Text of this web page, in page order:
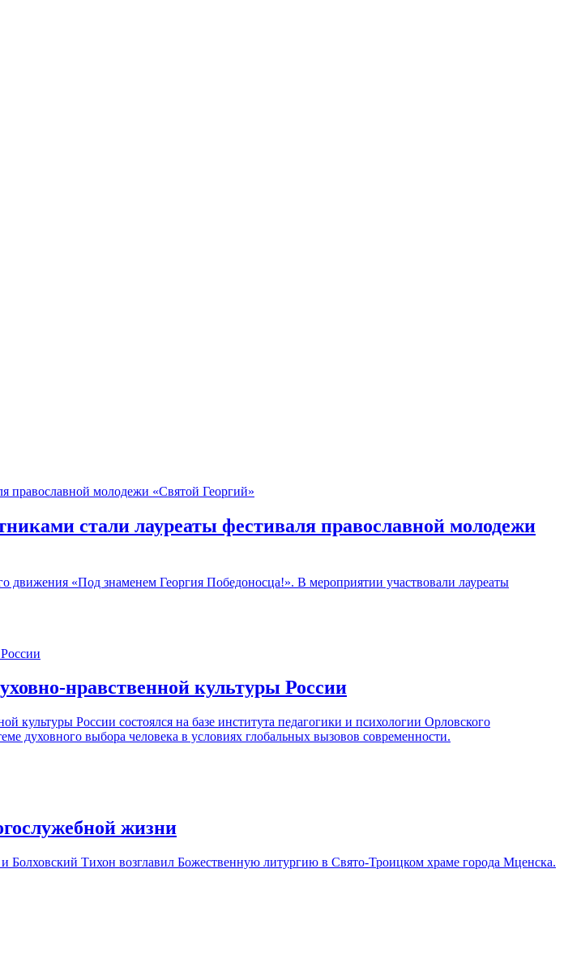
стали лауреаты фестиваля православной молодежи
движения «Под знаменем Георгия Победоносца!». В мероприятии участвовали лауреаты
нравственной культуры России
культуры России состоялся на базе института педагогики и психологии Орловского
духовного выбора человека в условиях глобальных вызовов современности.
жизни
Тихон возглавил Божественную литургию в Свято-Троицком храме города Мценска.